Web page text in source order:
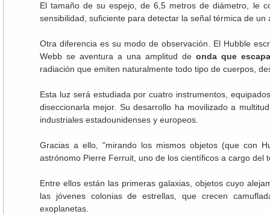
El tamaño de su espejo, de 6,5 metros de diámetro, le
sensibilidad, suficiente para detectar la señal térmica de un
Otra diferencia es su modo de observación. El Hubble
Webb se aventura a una amplitud de onda que
radiación que emiten naturalmente todo tipo de cuerpos,
Esta luz será estudiada por cuatro instrumentos,
diseccionarla mejor. Su desarrollo ha movilizado a
industriales estadounidenses y europeos.
Gracias a ello, "mirando los mismos objetos (que con
astrónomo Pierre Ferruit, uno de los científicos a cargo del
Entre ellos están las primeras galaxias, objetos cuyo
las jóvenes colonias de estrellas, que crecen
exoplanetas.